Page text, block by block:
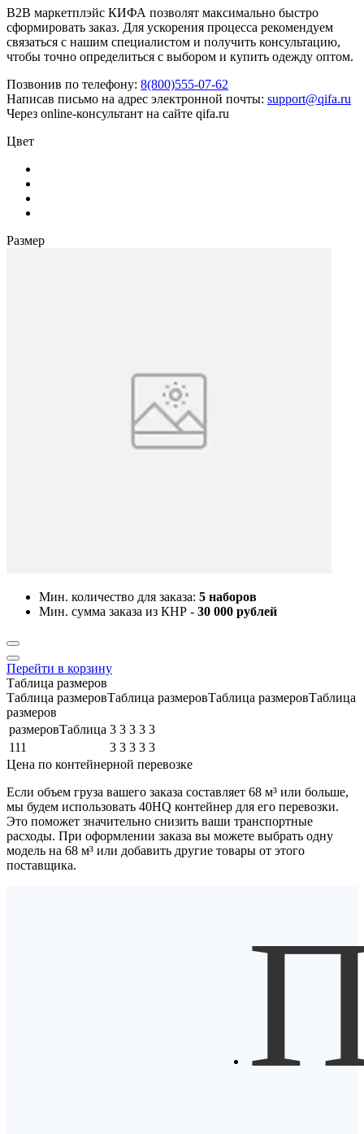
B2B маркетплэйс КИФА позволят максимально быстро
сформировать заказ. Для ускорения процесса рекомендуем
связаться с нашим специалистом и получить консультацию,
чтобы точно определиться с выбором и купить одежду оптом.
Позвонив по телефону: 8(800)555-07-62
Написав письмо на адрес электронной почты: support@qifa.ru
Через online-консультант на сайте qifa.ru
Цвет
Размер
Мин. количество для заказа: 5 наборов
Мин. сумма заказа из КНР - 30 000 рублей
Перейти в корзину
Таблица размеров
Таблица размеровТаблица размеровТаблица размеровТаблица
размеров
размеровТаблица 3 3 3 3 3
111
3 3 3 3 3
Цена по контейнерной перевозке
Если объем груза вашего заказа составляет 68 м³ или больше,
мы будем использовать 40HQ контейнер для его перевозки.
Это поможет значительно снизить ваши транспортные
расходы. При оформлении заказа вы можете выбрать одну
модель на 68 м³ или добавить другие товары от этого
поставщика.